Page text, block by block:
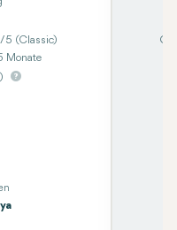
5 (Classic)
Monate